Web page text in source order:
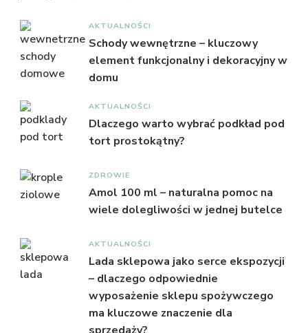
AKTUALNOŚCI
Schody wewnętrzne – kluczowy
element funkcjonalny i dekoracyjny w
domu
AKTUALNOŚCI
Dlaczego warto wybrać podkład pod
tort prostokątny?
ZDROWIE
Amol 100 ml – naturalna pomoc na
wiele dolegliwości w jednej butelce
AKTUALNOŚCI
Lada sklepowa jako serce ekspozycji
– dlaczego odpowiednie
wyposażenie sklepu spożywczego
ma kluczowe znaczenie dla